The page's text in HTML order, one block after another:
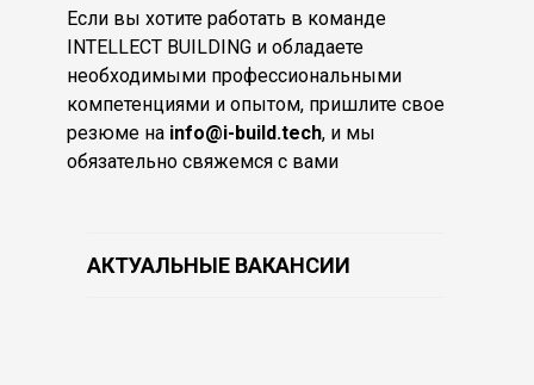
Если вы хотите работать в команде
INTELLECT BUILDING и обладаете
необходимыми профессиональными
компетенциями и опытом, пришлите свое
резюме на info@i-build.tech, и мы
обязательно свяжемся с вами
АКТУАЛЬНЫЕ ВАКАНСИИ